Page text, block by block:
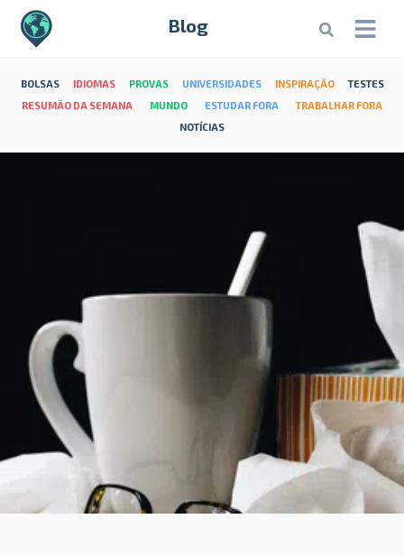
Blog
BOLSAS IDIOMAS PROVAS UNIVERSIDADES INSPIRAÇÃO
TESTES
RESUMÃO DA SEMANA
MUNDO ESTUDAR FORA
TRABALHAR FORA
NOTÍCIAS